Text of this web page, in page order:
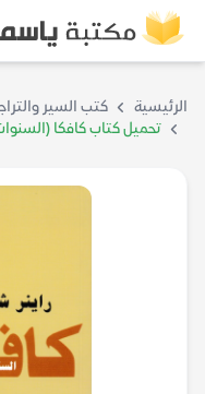
الرئيسية
كتب السير
تحميل كتاب كافكا